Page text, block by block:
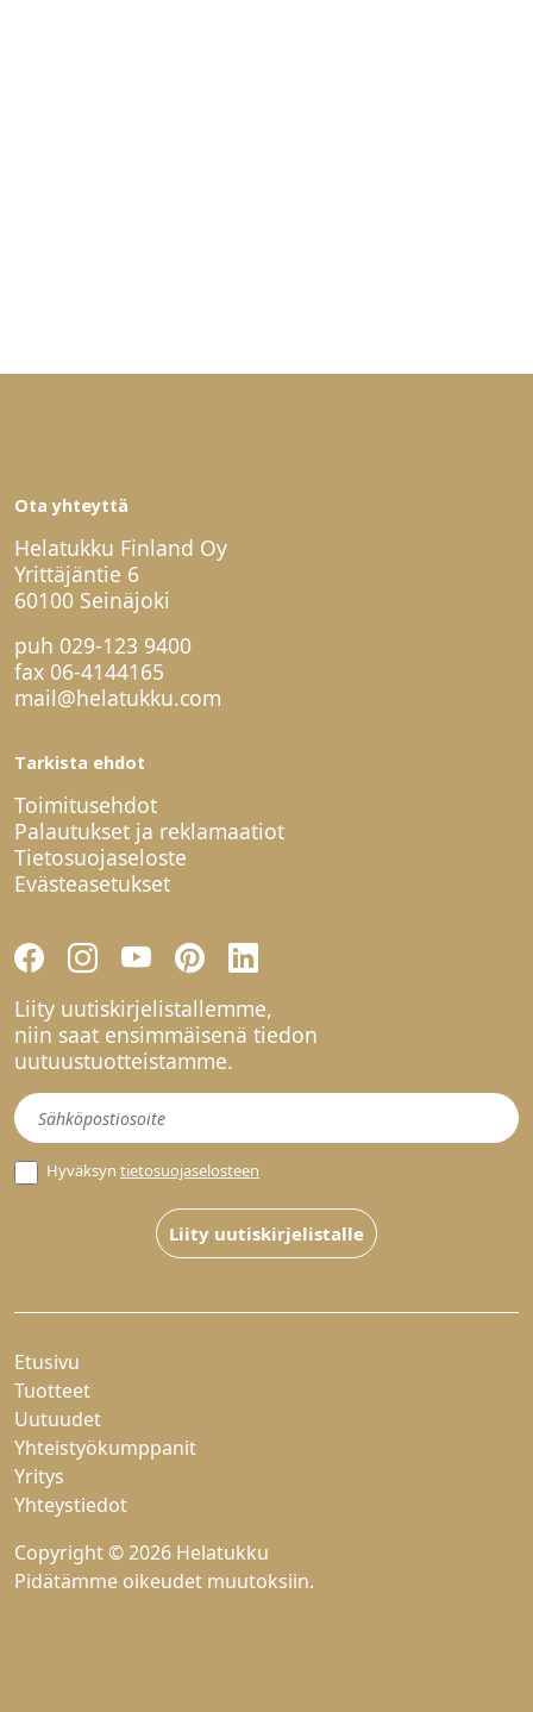
Ota yhteyttä
Helatukku Finland Oy
Yrittäjäntie 6
60100 Seinäjoki
puh 029-123 9400
fax 06-4144165
mail@helatukku.com
Tarkista ehdot
Toimitusehdot
Palautukset ja reklamaatiot
Tietosuojaseloste
Evästeasetukset
Liity uutiskirjelistallemme,
niin saat ensimmäisenä tiedon
uutuustuotteistamme.
Uutiskirje
Hyväksyn tietosuojaselosteen
Liity uutiskirjelistalle
Etusivu
Tuotteet
Uutuudet
Yhteistyökumppanit
Yritys
Yhteystiedot
Copyright © 2026 Helatukku
Pidätämme oikeudet muutoksiin.